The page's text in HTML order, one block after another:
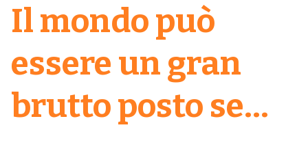
Il mondo può
essere un gran
brutto posto se…